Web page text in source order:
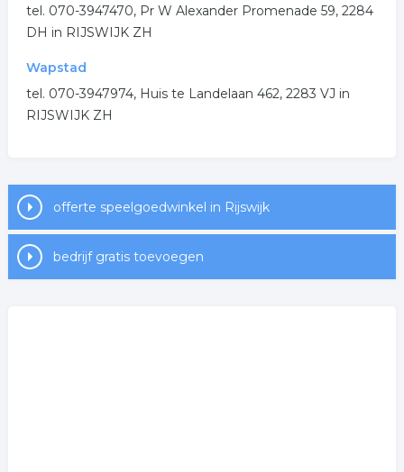
.tel. 070-3947470, Pr W Alexander Promenade 59, 2284
DH in RIJSWIJK ZH
Wapstad
tel. 070-3947974, Huis te Landelaan 462, 2283 VJ in
RIJSWIJK ZH
offerte speelgoedwinkel in Rijswijk
bedrijf gratis toevoegen